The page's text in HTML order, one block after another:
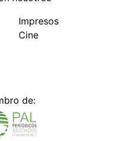
Impresos
Cine
de: